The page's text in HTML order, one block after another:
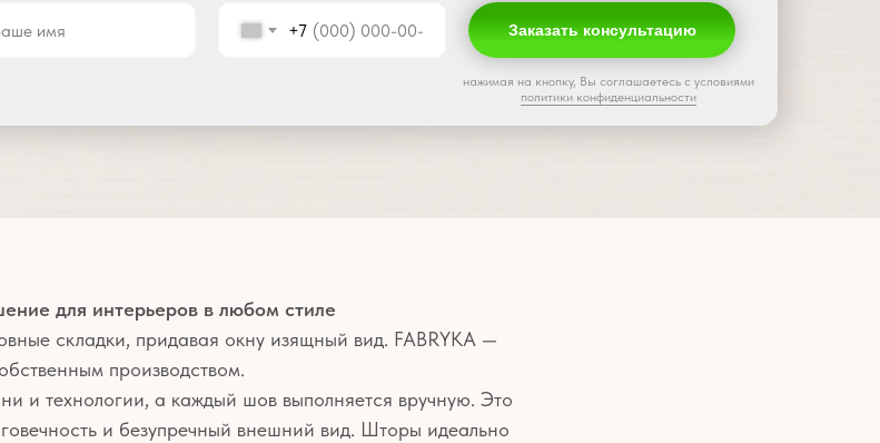
+7 Заказать консультацию
нажимая на кнопку, Вы соглашаетесь с условиями
политики конфиденциальности
для интерьеров в любом стиле
складки, придавая окну изящный вид. FABRYKA —
производством.
и технологии, а каждый шов выполняется вручную. Это
и безупречный внешний вид. Шторы идеально